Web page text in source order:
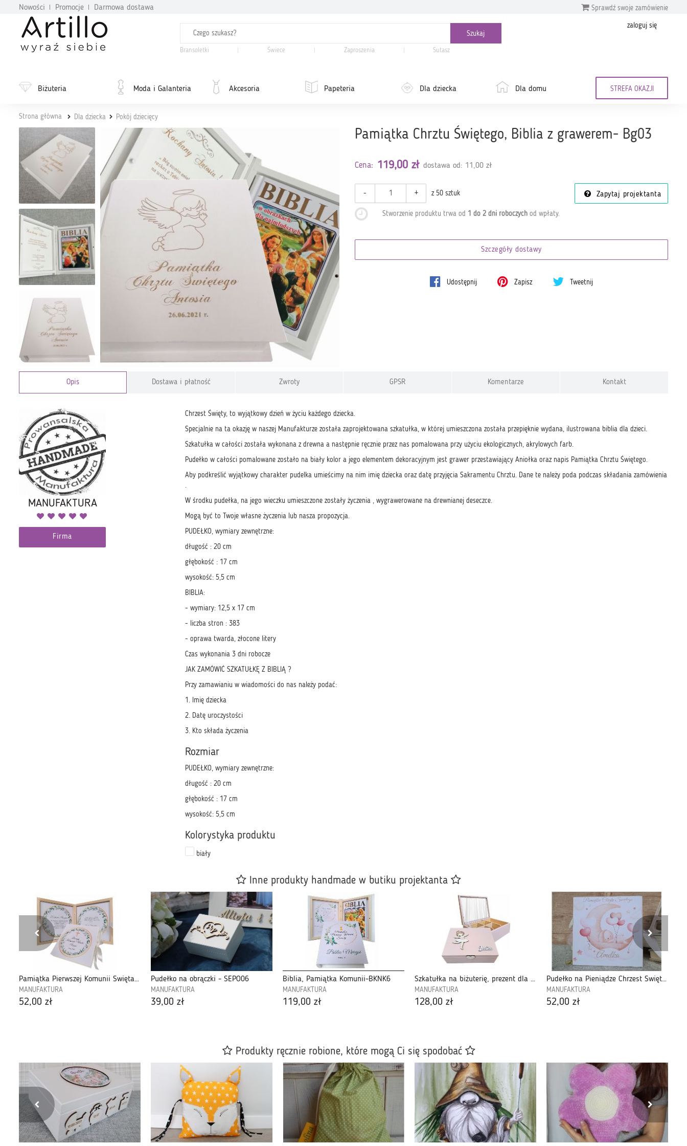
Nowości Promocje Darmowa dostawa Sprawdź swoje zamówienie
Bransoletki Świece Zaproszenia Sutasz
zaloguj się
Biżuteria Moda i Galanteria Akcesoria Papeteria Dla dziecka Dla domu STREFA OKAZJI
Strona główna Dla dziecka Pokój dziecięcy
Pamiątka Chrztu Świętego, Biblia z grawerem- Bg03
Cena: 119,00 zł dostawa od: 11,00 zł
- + z 50 sztuk Zapytaj projektanta
Stworzenie produktu trwa od 1 do 2 dni roboczychod wpłaty.
Szczegóły dostawy
Udostępnij Zapisz Tweetnij
Opis Dostawa i płatność Zwroty GPSR Komentarze Kontakt
Chrzest Święty, to wyjątkowy dzień w życiu każdego dziecka.
Specjalnie na ta okazję w naszej Manufakturze została zaprojektowana szkatułka, w której umieszczona została przepięknie wydana, ilustrowana biblia dla dzieci.
Szkatułka w całości została wykonana z drewna a następnie ręcznie przez nas pomalowana przy użyciu ekologicznych, akrylowych farb.
Pudełko w całości pomalowane zostało na biały kolor a jego elementem dekoracyjnym jest grawer przestawiający Aniołka oraz napis Pamiątka Chrztu Świętego.
Aby podkreślić wyjątkowy charakter pudelka umieścimy na nim imię dziecka oraz datę przyjęcia Sakramentu Chrztu. Dane te należy poda podczas składania zamówienia
W środku pudełka, na jego wieczku umieszczone zostały życzenia , wygrawerowane na drewnianej deseczce.
Mogą być to Twoje własne życzenia lub nasza propozycja.
PUDEŁKO, wymiary zewnętrzne:
długość : 20 cm
głębokość : 17 cm
wysokość: 5,5 cm
BIBLIA:
- wymiary: 12,5 x 17 cm
- liczba stron : 383
- oprawa twarda, złocone litery
Czas wykonania 3 dni robocze
JAK ZAMÓWIĆ SZKATUŁKĘ Z BIBLIĄ ?
Przy zamawianiu w wiadomości do nas należy podać:
1. Imię dziecka
2. Datę uroczystości
3. Kto składa życzenia
Rozmiar
PUDEŁKO, wymiary zewnętrzne:
długość : 20 cm
głębokość : 17 cm
wysokość: 5,5 cm
Kolorystyka produktu
biały
MANUFAKTURA
Firma
Inne produkty handmade w butiku projektanta
Pamiątka Pierwszej Komunii Święta- Pudełko na pieniądze-PPK06
MANUFAKTURA
52,00 zł
Pudełko na obrączki - SEPO06
MANUFAKTURA
39,00 zł
Biblia, Pamiątka Komunii-BKNK6
MANUFAKTURA
119,00 zł
Szkatułka na biżuterię, prezent dla dziewczynki, lusterko, drewniana-L26
MANUFAKTURA
128,00 zł
Pudełko na Pieniądze Chrzest Święty-PPCHDZ02
MANUFAKTURA
52,00 zł
Produkty ręcznie robione, które mogą Ci się spodobać